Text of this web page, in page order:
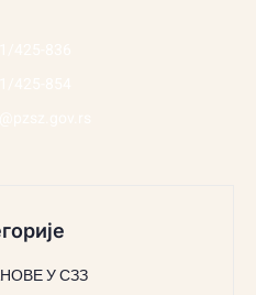
У СЗЗ